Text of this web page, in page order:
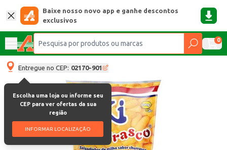
Baixe nosso novo app e ganhe descontos
exclusivos
0
Entregue no CEP: 02170-901
Escolha uma loja ou informe seu
CEP para ver ofertas da sua
região
INFORMAR LOCALIZAÇÃO